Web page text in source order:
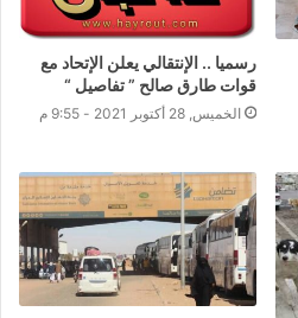
رسميا .. الإنتقالي يعلن الإتحاد مع
قوات طارق صالح ” تفاصيل “
الخميس, 28 أكتوبر 2021 - 9:55 م